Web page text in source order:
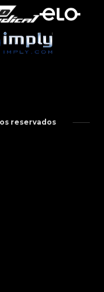
reservados